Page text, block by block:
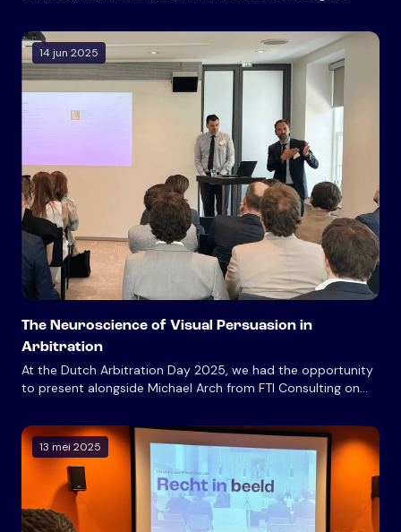
over Matter(s): the Tribunal's Take—examining how the
human brain processes information and makes decisions in
arbitration contexts.
14 jun 2025
The Neuroscience of Visual Persuasion in
Arbitration
At the Dutch Arbitration Day 2025, we had the opportunity
to present alongside Michael Arch from FTI Consulting on
explored how cognitive science principles can improve
arbitration advocacy—a practical challenge we all face.
13 mei 2025